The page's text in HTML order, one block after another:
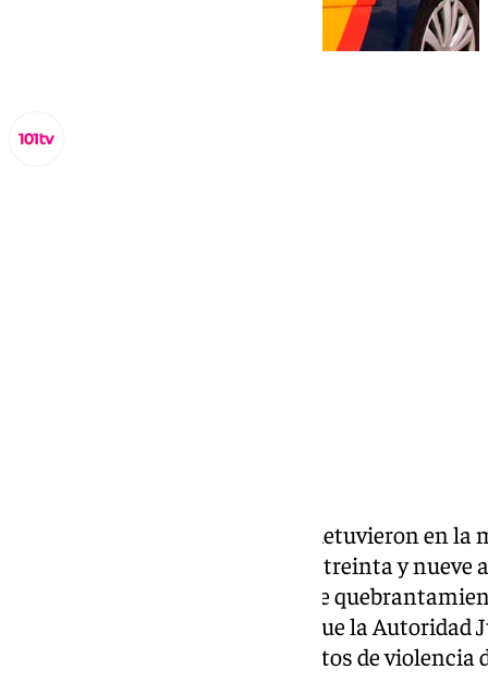
detuvieron en la
, a un varón de treinta y
autor de un delito continuado de
prohibición de comunicación, que la
presunta responsabilidad en actos de violencia